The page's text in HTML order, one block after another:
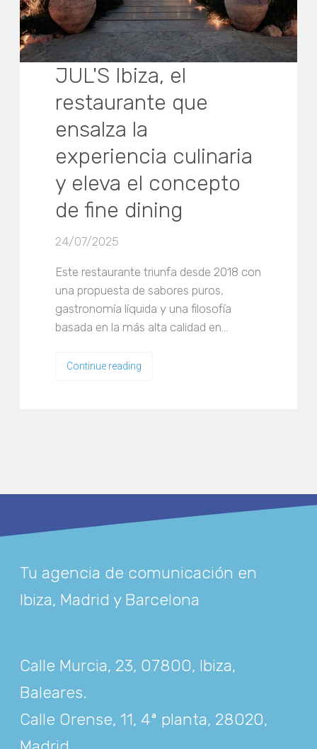
JUL'S Ibiza, el
restaurante que
ensalza la
experiencia culinaria
y eleva el concepto
de fine dining
24/07/2025
Este restaurante triunfa desde 2018 con
una propuesta de sabores puros,
gastronomía líquida y una filosofía
basada en la más alta calidad en…
Continue reading
Tu agencia de comunicación en
Ibiza, Madrid y Barcelona
Calle Murcia, 23, 07800, Ibiza,
Baleares.
Calle Orense, 11, 4ª planta, 28020,